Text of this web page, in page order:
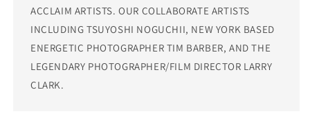
ACCLAIM ARTISTS. OUR COLLABORATE ARTISTS
INCLUDING TSUYOSHI NOGUCHII, NEW YORK BASED
ENERGETIC PHOTOGRAPHER TIM BARBER, AND THE
LEGENDARY PHOTOGRAPHER/FILM DIRECTOR LARRY
CLARK.